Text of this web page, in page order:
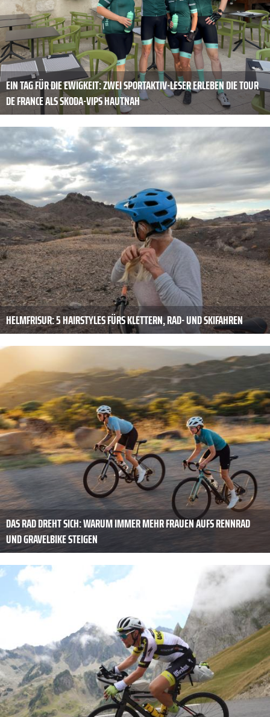
EIN TAG FÜR DIE EWIGKEIT: ZWEI SPORTAKTIV-LESER ERLEBEN DIE TOUR
DE FRANCE ALS SKODA-VIPS HAUTNAH
HELMFRISUR: 5 HAIRSTYLES FÜRS KLETTERN, RAD- UND SKIFAHREN
DAS RAD DREHT SICH: WARUM IMMER MEHR FRAUEN AUFS RENNRAD
UND GRAVELBIKE STEIGEN